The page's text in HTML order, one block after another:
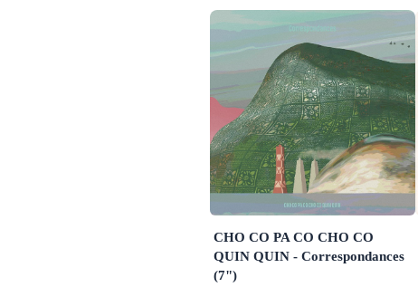
CHO CO PA CO CHO CO
QUIN QUIN - Correspondances
(7")